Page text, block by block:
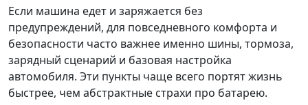
Если машина едет и заряжается без
предупреждений, для повседневного комфорта и
безопасности часто важнее именно шины, тормоза,
зарядный сценарий и базовая настройка
автомобиля. Эти пункты чаще всего портят жизнь
быстрее, чем абстрактные страхи про батарею.